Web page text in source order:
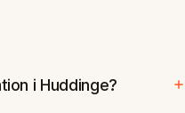
i Huddinge?